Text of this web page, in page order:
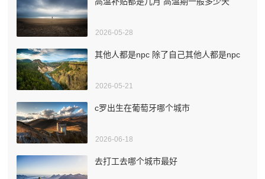
2026-05-28
其他人都是npc 除了自己其他人都是npc
2026-05-21
c罗出生在葡萄牙哪个城市
2026-06-18
去打工去哪个城市最好